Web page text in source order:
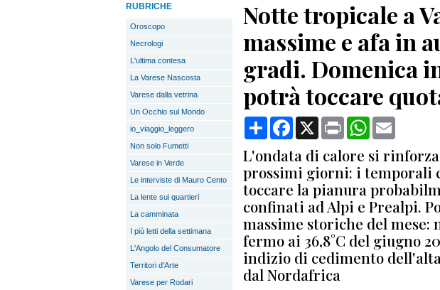
RUBRICHE
Oroscopo
Necrologi
L'ultima contesa
La Varese Nascosta
Varese dalla vetrina
Un Occhio sul Mondo
io_viaggio_leggero
Non solo Fumetti
Varese in Verde
Le interviste di Mauro Cento
La lente sui quartieri
La camminata
I più letti della settimana
L'Angolo del Consumatore
Territori d'Arte
Varese per Rodari
Notte tropicale a
massime e afa in
gradi. Domenica
potrà toccare
CondividiFacebook
X Print WhatsApp
L'ondata di calore si
prossimi giorni: i temporali
toccare la pianura
confinati ad Alpi e Prealpi.
massime storiche del mese:
fermo ai 36,8°C del giugno
indizio di cedimento
dal Nordafrica